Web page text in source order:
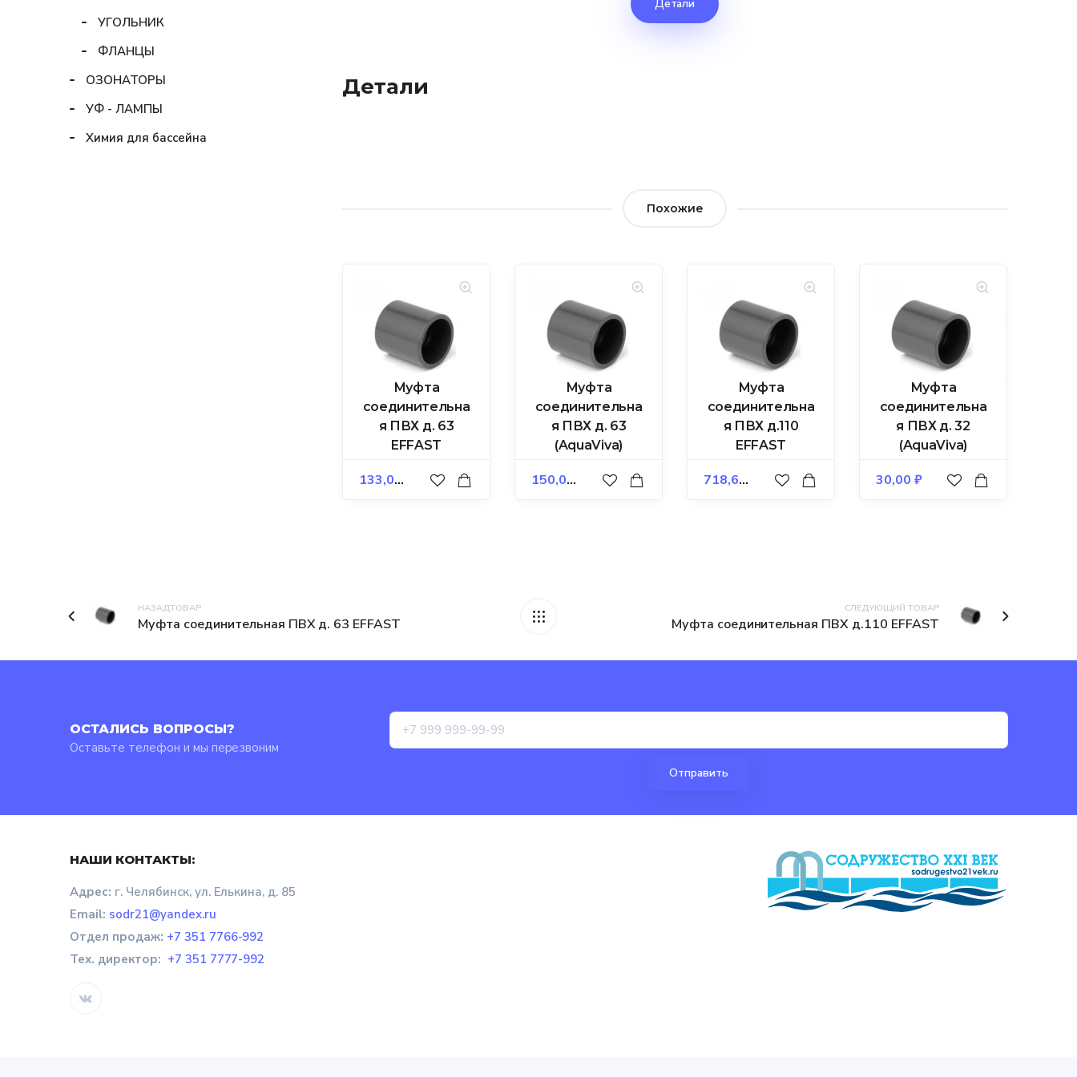
Детали
Детали
Похожие
Муфта
соединительна
я ПВХ д. 63
EFFAST
133,00
Муфта
соединительна
я ПВХ д. 63
(AquaViva)
150,00
Муфта
соединительна
я ПВХ д.110
EFFAST
718,60
Муфта
соединительна
я ПВХ д. 32
(AquaViva)
30,00 ₽
УГОЛЬНИК
ФЛАНЦЫ
ОЗОНАТОРЫ
УФ - ЛАМПЫ
Химия для бассейна
НАЗАДТОВАР
Муфта соединительная ПВХ д. 63 EFFAST
СЛЕДУЮЩИЙ ТОВАР
Муфта соединительная ПВХ д.110 EFFAST
ОСТАЛИСЬ ВОПРОСЫ?
Оставьте телефон и мы перезвоним
НАШИ КОНТАКТЫ:
Адрес: г. Челябинск, ул. Елькина, д. 85
Email: sodr21@yandex.ru
Отдел продаж: +7 351 7766-992
Тех. директор: +7 351 7777-992